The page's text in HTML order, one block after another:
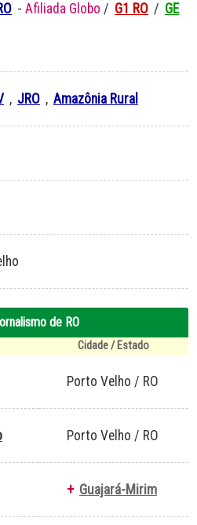
- Afiliada Globo / G1 RO / GE
, JRO , Amazônia Rural
de RO
Cidade / Estado
Porto Velho / RO
Porto Velho / RO
+ Guajará-Mirim